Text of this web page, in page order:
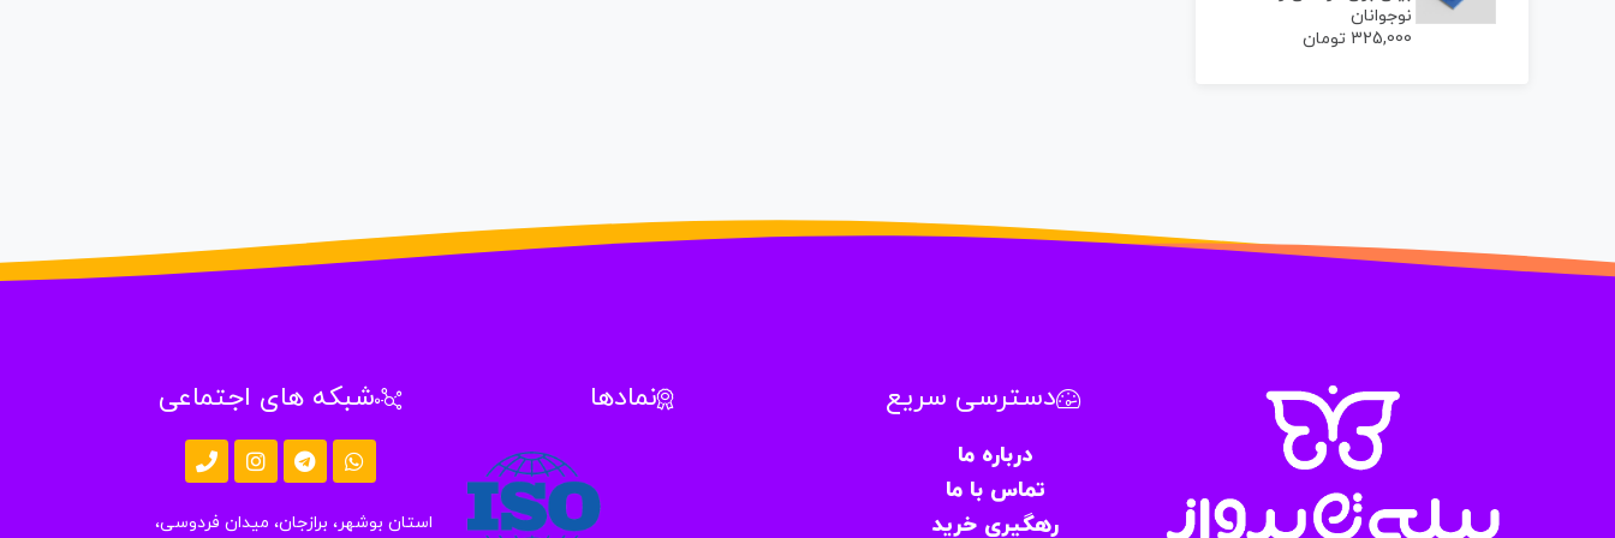
نوجوانان
325,000 تومان
دسترسی سریع
درباره ما
تماس با ما
رهگیری خرید
نمادها شبکه های اجتماعی
استان بوشهر، برازجان، میدان فردوسی،